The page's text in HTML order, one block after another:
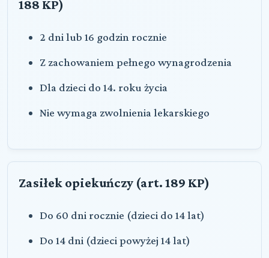
188 KP)
2 dni lub 16 godzin rocznie
Z zachowaniem pełnego wynagrodzenia
Dla dzieci do 14. roku życia
Nie wymaga zwolnienia lekarskiego
Zasiłek opiekuńczy (art. 189 KP)
Do 60 dni rocznie (dzieci do 14 lat)
Do 14 dni (dzieci powyżej 14 lat)